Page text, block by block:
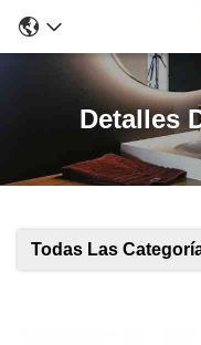
Detalles
Todas Las